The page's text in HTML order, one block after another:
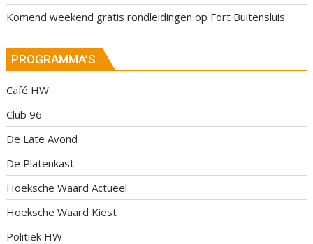
Komend weekend gratis rondleidingen op Fort Buitensluis
PROGRAMMA’S
Café HW
Club 96
De Late Avond
De Platenkast
Hoeksche Waard Actueel
Hoeksche Waard Kiest
Politiek HW